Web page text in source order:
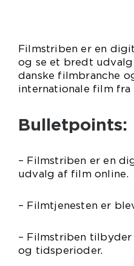
Filmstriben er en
og se et bredt
danske filmbranche
internationale film
Bulletpoints:
– Filmstriben er en
udvalg af film online.
– Filmtjenesten er
– Filmstriben
og tidsperioder.